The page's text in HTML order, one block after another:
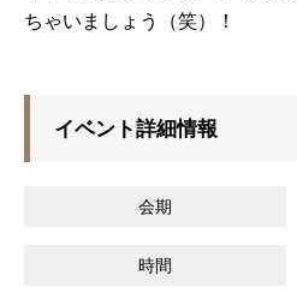
ちゃいましょう（笑）！
イベント詳細情報
会期
時間